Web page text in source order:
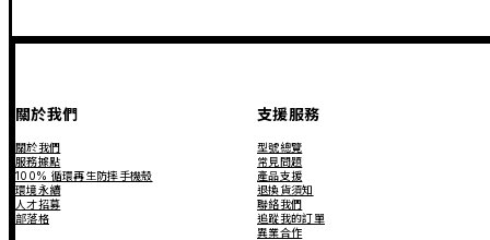
關於我們
關於我們
服務據點
100% 循環再生防摔手機殼
環境永續
人才招募
部落格
支援服務
型號總覽
常見問題
產品支援
退換貨須知
聯絡我們
追蹤我的訂單
異業合作